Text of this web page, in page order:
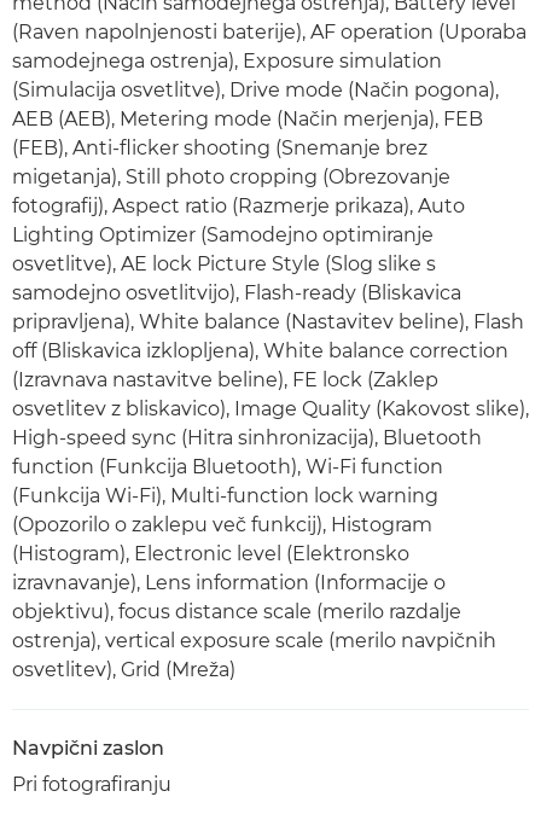
(Raven napolnjenosti baterije), AF operation (Uporaba
samodejnega ostrenja), Exposure simulation
(Simulacija osvetlitve), Drive mode (Način pogona),
AEB (AEB), Metering mode (Način merjenja), FEB
(FEB), Anti-flicker shooting (Snemanje brez
migetanja), Still photo cropping (Obrezovanje
fotografij), Aspect ratio (Razmerje prikaza), Auto
Lighting Optimizer (Samodejno optimiranje
osvetlitve), AE lock Picture Style (Slog slike s
samodejno osvetlitvijo), Flash-ready (Bliskavica
pripravljena), White balance (Nastavitev beline), Flash
off (Bliskavica izklopljena), White balance correction
(Izravnava nastavitve beline), FE lock (Zaklep
osvetlitev z bliskavico), Image Quality (Kakovost slike),
High-speed sync (Hitra sinhronizacija), Bluetooth
function (Funkcija Bluetooth), Wi-Fi function
(Funkcija Wi-Fi), Multi-function lock warning
(Opozorilo o zaklepu več funkcij), Histogram
(Histogram), Electronic level (Elektronsko
izravnavanje), Lens information (Informacije o
objektivu), focus distance scale (merilo razdalje
ostrenja), vertical exposure scale (merilo navpičnih
osvetlitev), Grid (Mreža)
Navpični zaslon
Pri fotografiranju